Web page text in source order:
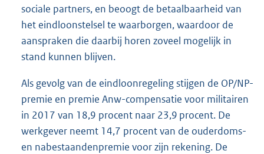
sociale partners, en beoogt de betaalbaarheid van
het eindloonstelsel te waarborgen, waardoor de
aanspraken die daarbij horen zoveel mogelijk in
stand kunnen blijven.
Als gevolg van de eindloonregeling stijgen de OP/NP-
premie en premie Anw-compensatie voor militairen
in 2017 van 18,9 procent naar 23,9 procent. De
werkgever neemt 14,7 procent van de ouderdoms-
en nabestaandenpremie voor zijn rekening. De